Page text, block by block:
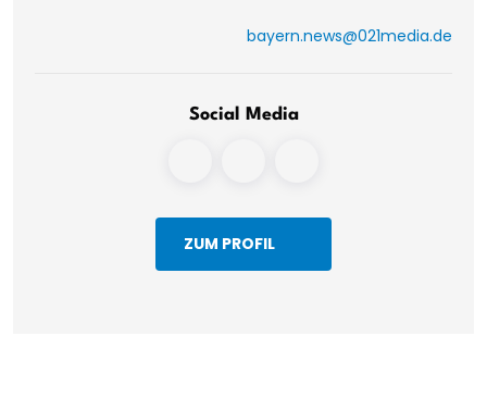
bayern.news@021media.de
Social Media
ZUM PROFIL